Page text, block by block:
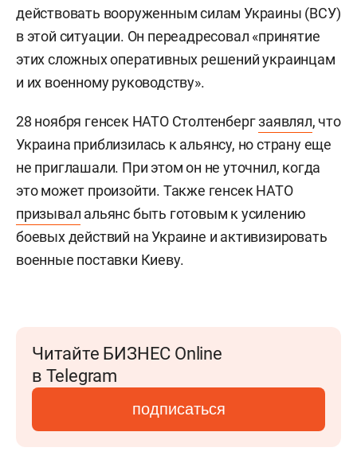
действовать вооруженным силам Украины (ВСУ)
в этой ситуации. Он переадресовал «принятие
этих сложных оперативных решений украинцам
и их военному руководству».
28 ноября генсек НАТО Столтенбергзаявлял, что
Украина приблизилась к альянсу, но страну еще
не приглашали. При этом он не уточнил, когда
это может произойти. Также генсек НАТО
призывал альянс быть готовым к усилению
боевых действий на Украине и активизировать
военные поставки Киеву.
Читайте БИЗНЕС Online
в Telegram
подписаться